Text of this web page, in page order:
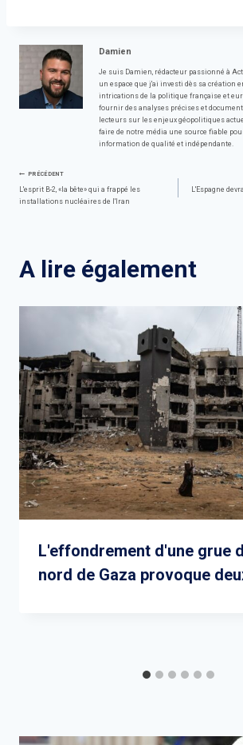
Damien
Je suis Damien, rédacteur passionné à
un espace que j'ai investi dès sa création
intrications de la politique française et
fournir des analyses précises et
lecteurs sur les enjeux géopolitiques
faire de notre média une source fiable
information de qualité et indépendante.
Navigation
PRÉCÉDENT
L'esprit B-2, «la bête» qui a frappé les
installations nucléaires de l'Iran
L'Espagne
A lire également
L'effondrement d'une grue
nord de Gaza provoque